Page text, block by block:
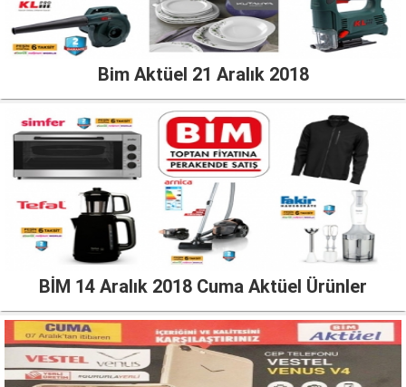
Bim Aktüel 21 Aralık 2018
BİM 14 Aralık 2018 Cuma Aktüel Ürünler